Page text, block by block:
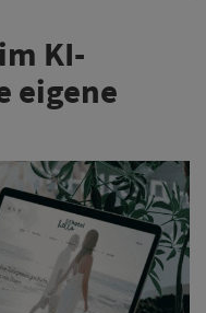
KI-
eigene